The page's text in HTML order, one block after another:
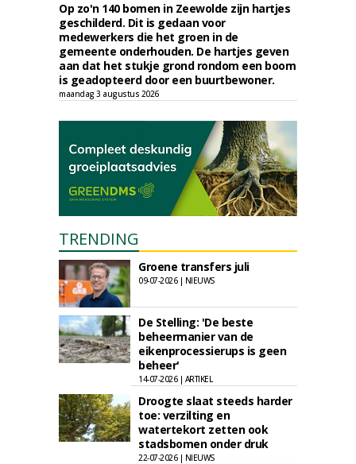
Op zo'n 140 bomen in Zeewolde zijn hartjes
geschilderd. Dit is gedaan voor
medewerkers die het groen in de
gemeente onderhouden. De hartjes geven
aan dat het stukje grond rondom een boom
is geadopteerd door een buurtbewoner.
maandag 3 augustus 2026
TRENDING
Groene transfers juli
09-07-2026 | NIEUWS
De Stelling: 'De beste
beheermanier van de
eikenprocessierups is geen
beheer'
14-07-2026 | ARTIKEL
Droogte slaat steeds harder
toe: verzilting en
watertekort zetten ook
stadsbomen onder druk
22-07-2026 | NIEUWS